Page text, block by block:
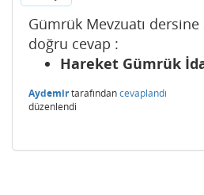
Gümrük Mevzuatı
doğru cevap :
Hareket Gümrük
Aydemirtarafındancevaplandı
düzenlendi